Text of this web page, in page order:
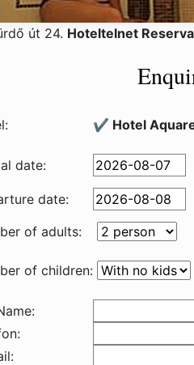
út 24. Hoteltelnet
✔️ Hotel
date:
date:
of adults:
of children: